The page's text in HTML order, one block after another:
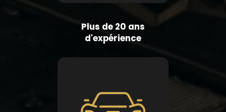
Plus de 20 ans
d'expérience